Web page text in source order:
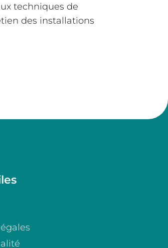
techniques de
des installations